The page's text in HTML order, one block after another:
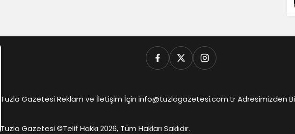
Tuzla Gazetesi Reklam ve İletişim İçin info@tuzlagazetesi.com.tr Adresimizden
Tuzla Gazetesi ©Telif Hakkı 2026, Tüm Hakları Saklıdır.